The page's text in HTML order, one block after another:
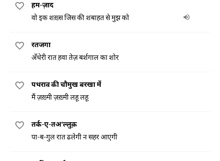
हम-ज़ाद
वो इक शख़्स जिस की शबाहत से मुझ को
रतजगा
अँधेरी रात हवा तेज़ बर्शगाल का शोर
पथराव की चौमुख बरखा में
मैं ज़ख़्मी ज़ख़्मी लहू लहू
तर्क-ए-तअ'ल्लुक़
पा-ब-गुल रात ढलेगी न सहर आएगी